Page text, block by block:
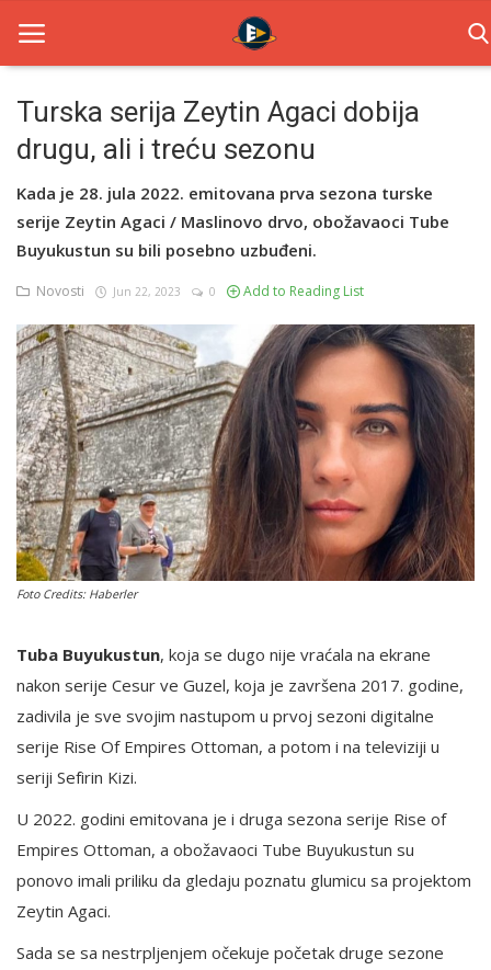
Home
Novosti
TV Serije
Filmovi
Glumci
Contact
Login
Register
English
Turska serija Zeytin Agaci dobija
drugu, ali i treću sezonu
Kada je 28. jula 2022. emitovana prva sezona turske
serije Zeytin Agaci / Maslinovo drvo, obožavaoci Tube
Buyukustun su bili posebno uzbuđeni.
Novosti Jun 22, 2023 0 Add to Reading List
Foto Credits: Haberler
Tuba Buyukustun, koja se dugo nije vraćala na ekrane
nakon serije Cesur ve Guzel, koja je završena 2017. godine,
zadivila je sve svojim nastupom u prvoj sezoni digitalne
serije Rise Of Empires Ottoman, a potom i na televiziji u
seriji Sefirin Kizi.
U 2022. godini emitovana je i druga sezona serije Rise of
Empires Ottoman, a obožavaoci Tube Buyukustun su
ponovo imali priliku da gledaju poznatu glumicu sa projektom
Zeytin Agaci.
Sada se sa nestrpljenjem očekuje početak druge sezone